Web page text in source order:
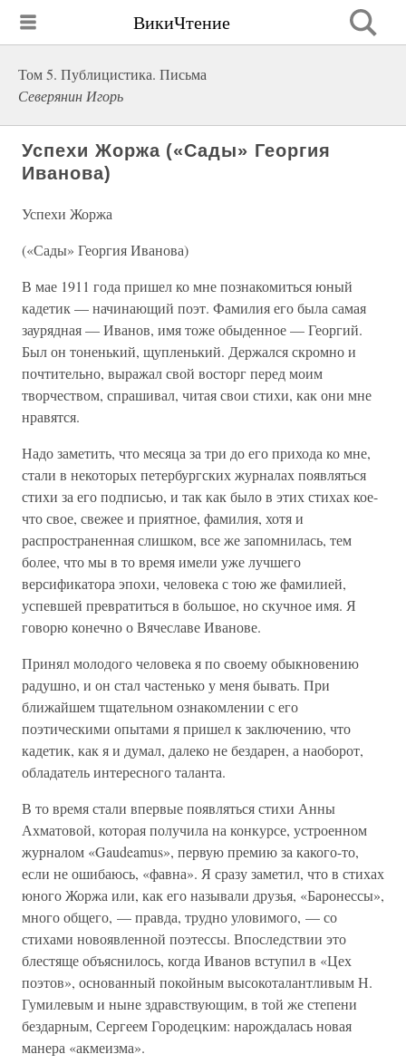
ВикиЧтение
Том 5. Публицистика. Письма
Северянин Игорь
Успехи Жоржа («Сады» Георгия
Иванова)
Успехи Жоржа
(«Сады» Георгия Иванова)
В мае 1911 года пришел ко мне познакомиться юный
кадетик — начинающий поэт. Фамилия его была самая
заурядная — Иванов, имя тоже обыденное — Георгий.
Был он тоненький, щупленький. Держался скромно и
почтительно, выражал свой восторг перед моим
творчеством, спрашивал, читая свои стихи, как они мне
нравятся.
Надо заметить, что месяца за три до его прихода ко мне,
стали в некоторых петербургских журналах появляться
стихи за его подписью, и так как было в этих стихах кое-
что свое, свежее и приятное, фамилия, хотя и
распространенная слишком, все же запомнилась, тем
более, что мы в то время имели уже лучшего
версификатора эпохи, человека с тою же фамилией,
успевшей превратиться в большое, но скучное имя. Я
говорю конечно о Вячеславе Иванове.
Принял молодого человека я по своему обыкновению
радушно, и он стал частенько у меня бывать. При
ближайшем тщательном ознакомлении с его
поэтическими опытами я пришел к заключению, что
кадетик, как я и думал, далеко не бездарен, а наоборот,
обладатель интересного таланта.
В то время стали впервые появляться стихи Анны
Ахматовой, которая получила на конкурсе, устроенном
журналом «Gaudeamus», первую премию за какого-то,
если не ошибаюсь, «фавна». Я сразу заметил, что в стихах
юного Жоржа или, как его называли друзья, «Баронессы»,
много общего, — правда, трудно уловимого, — со
стихами новоявленной поэтессы. Впоследствии это
блестяще объяснилось, когда Иванов вступил в «Цех
поэтов», основанный покойным высокоталантливым Н.
Гумилевым и ныне здравствующим, в той же степени
бездарным, Сергеем Городецким: нарождалась новая
манера «акмеизма».